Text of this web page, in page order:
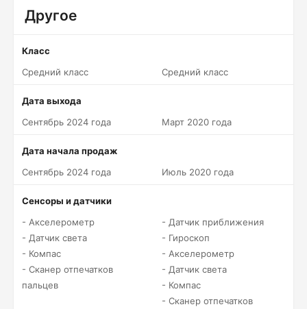
Другое
Класс
Средний класс
Средний класс
Дата выхода
Сентябрь 2024 года
Март 2020 года
Дата начала продаж
Сентябрь 2024 года
Июль 2020 года
Сенсоры и датчики
- Акселерометр
- Датчик света
- Компас
- Сканер отпечатков
пальцев
- Датчик приближения
- Гироскоп
- Акселерометр
- Датчик света
- Компас
- Сканер отпечатков